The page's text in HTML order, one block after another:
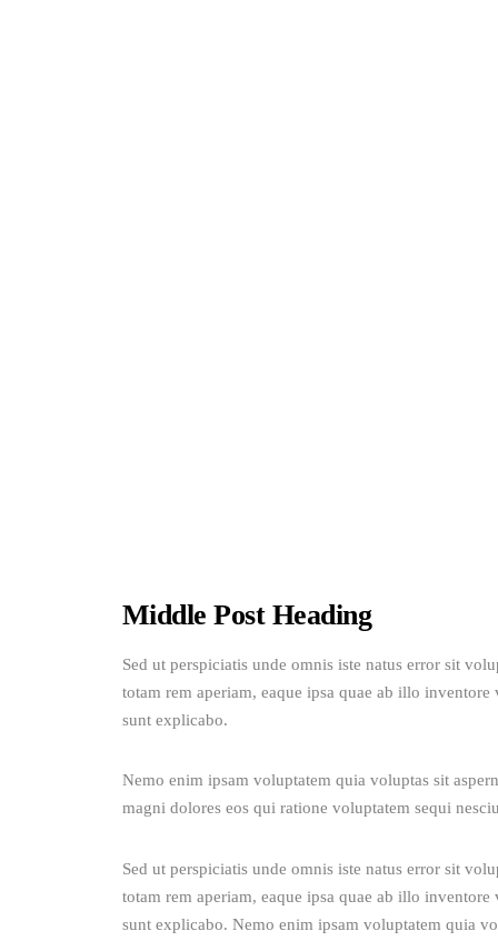
Middle Post Heading
Sed ut perspiciatis unde omnis iste natus error sit
totam rem aperiam, eaque ipsa quae ab illo
sunt explicabo.
Nemo enim ipsam voluptatem quia voluptas sit
magni dolores eos qui ratione voluptatem sequi
Sed ut perspiciatis unde omnis iste natus error sit
totam rem aperiam, eaque ipsa quae ab illo
sunt explicabo. Nemo enim ipsam voluptatem quia